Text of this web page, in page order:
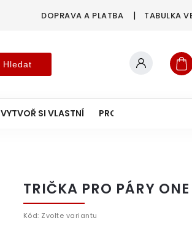
DOPRAVA A PLATBA TABULKA
Hledat
VYTVOŘ SI VLASTNÍ PRO FIRMY & SPOLKY
TRIČKA PRO PÁRY
Kód: Zvolte variantu